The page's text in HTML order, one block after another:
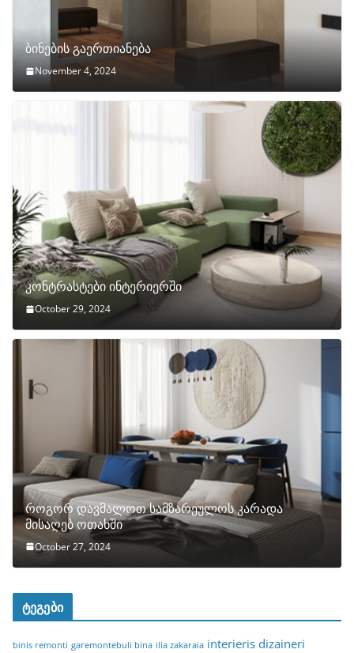
ბინების გაერთიანება
November 4, 2024
კონტრასტები ინტერიერში
October 29, 2024
როგორ დავმალოთ სამზარეულოს კარადა
მისაღებ ოთახში
October 27, 2024
ტეგები
binis remonti garemontebuli bina ilia zakaraia interieris dizaineri